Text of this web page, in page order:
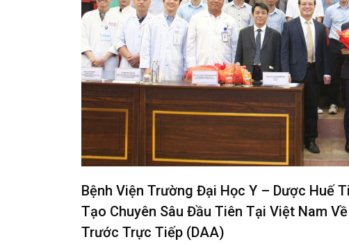
Bệnh Viện Trường Đại Học Y – Dược Huế
Tạo Chuyên Sâu Đầu Tiên Tại Việt Nam
Trước Trực Tiếp (DAA)